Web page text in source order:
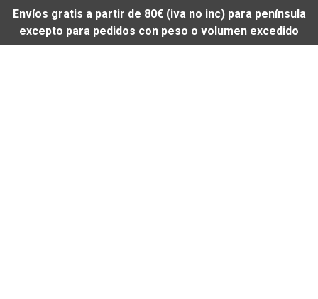
Envíos gratis a partir de 80€ (iva no inc) para península
excepto para pedidos con peso o volumen excedido